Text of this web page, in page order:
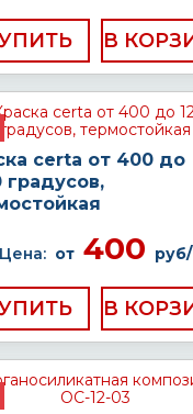
certa от 400 до
градусов,
Цена: от 400 руб/